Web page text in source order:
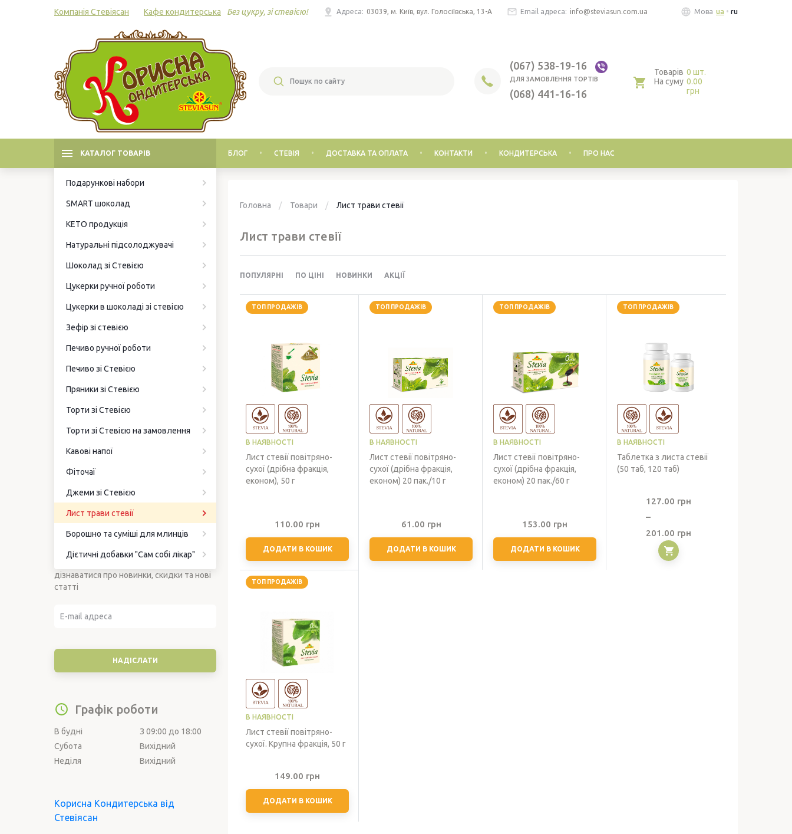
Компанія Стевіясан Кафе кондитерська Без цукру, зі стевією! Адреса: 03039, м. Київ, вул. Голосіївська, 13-А Email адреса: info@steviasun.com.ua Мова ua ru
(067) 538-19-16
ДЛЯ ЗАМОВЛЕННЯ ТОРТІВ
(068) 441-16-16
Товарів
На суму
0 шт.
0.00
грн
КАТАЛОГ ТОВАРІВ
Подарункові набори
SMART шоколад
КЕТО продукція
Натуральні підсолоджувачі
Шоколад зі Стевією
Цукерки ручної роботи
Цукерки в шоколаді зі стевією
Зефір зі стевією
Печиво ручної роботи
Печиво зі Стевією
Пряники зі Стевією
Торти зі Стевією
Торти зі Стевією на замовлення
Кавові напої
Фіточаї
Джеми зі Стевією
Лист трави стевії
Борошно та суміші для млинців
Дієтичні добавки "Сам собі лікар"
БЛОГ СТЕВІЯ ДОСТАВКА ТА ОПЛАТА КОНТАКТИ КОНДИТЕРСЬКА ПРО НАС
дізнаватися про новинки, скидки та нові
статті
Графік роботи
В будні
З 09:00 до 18:00
Субота
Вихідний
Неділя
Вихідний
Корисна Кондитерська від
Стевіясан
Головна Товари Лист трави стевії
Лист трави стевії
ПОПУЛЯРНІ ПО ЦІНІ НОВИНКИ АКЦІЇ
ТОП ПРОДАЖІВ
В НАЯВНОСТІ
Лист стевії повітряно-
сухої (дрібна фракція,
економ), 50 г
110.00 грн
ДОДАТИ В КОШИК
ТОП ПРОДАЖІВ
В НАЯВНОСТІ
Лист стевії повітряно-
сухої (дрібна фракція,
економ) 20 пак./10 г
61.00 грн
ДОДАТИ В КОШИК
ТОП ПРОДАЖІВ
В НАЯВНОСТІ
Лист стевії повітряно-
сухої (дрібна фракція,
економ) 20 пак./60 г
153.00 грн
ДОДАТИ В КОШИК
ТОП ПРОДАЖІВ
В НАЯВНОСТІ
Таблетка з листа стевії
(50 таб, 120 таб)
127.00 грн
–
201.00 грн
ТОП ПРОДАЖІВ
В НАЯВНОСТІ
Лист стевії повітряно-
сухої. Крупна фракція, 50 г
149.00 грн
ДОДАТИ В КОШИК